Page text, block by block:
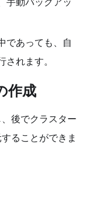
であっても、自
れます。
作成
後でクラスター
ることができま